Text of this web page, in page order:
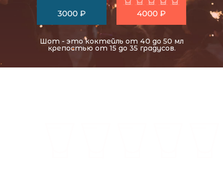
Шот - это коктейль от 40 до 50 мл
крепостью от 15 до 35 градусов.